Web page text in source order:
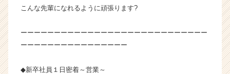
企
か
ら
カ
こんな先輩になれるように頑張ります?
ーーーーーーーーーーーーーーーーーーーーーーーーーーーー
ーーーーーーーーーーーーーーーー
◆新卒社員１日密着～営業～